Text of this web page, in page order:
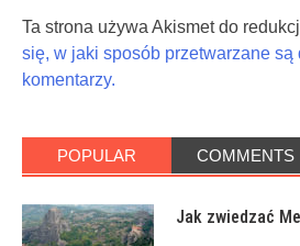
Ta strona używa Akismet do
się, w jaki sposób przetwarzane są
komentarzy.
POPULAR COMMENTS
Jak zwiedzać